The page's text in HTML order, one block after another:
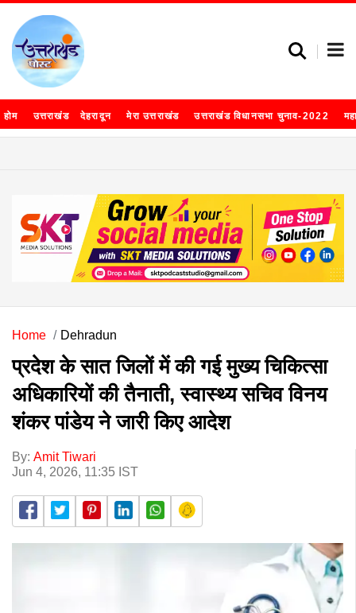
होम उत्तराखंड देहरादून मेरा उत्तराखंड उत्तराखंड विधानसभा चुनाव-2022
Home Dehradun
प्रदेश के सात जिलों में की गई मुख्य चिकित्सा
अधिकारियों की तैनाती, स्वास्थ्य सचिव विनय
शंकर पांडेय ने जारी किए आदेश
By: Amit Tiwari
Jun 4, 2026, 11:35 IST